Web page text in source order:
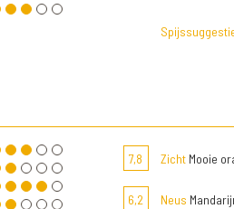
7,8 ZichtMooie
6,2 Neus